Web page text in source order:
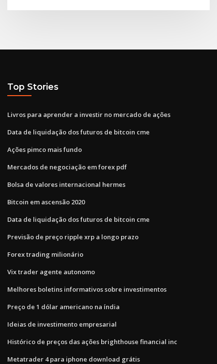
Top Stories
Livros para aprender a investir no mercado de ações
Data de liquidação dos futuros de bitcoin cme
Ações pimco mais fundo
Mercados de negociação em forex pdf
Bolsa de valores internacional hermes
Bitcoin em ascensão 2020
Data de liquidação dos futuros de bitcoin cme
Previsão de preço ripple xrp a longo prazo
Forex trading milionário
Vix trader agente autonomo
Melhores boletins informativos sobre investimentos
Preço de 1 dólar americano na índia
Ideias de investimento empresarial
Histórico de preços das ações brighthouse financial inc
Metatrader 4 para iphone download grátis